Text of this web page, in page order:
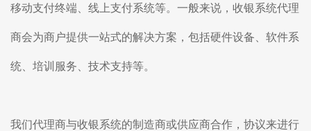
移动支付终端、线上支付系统等。一般来说，收银系统代理
商会为商户提供一站式的解决方案，包括硬件设备、软件系
统、培训服务、技术支持等。
我们代理商与收银系统的制造商或供应商合作，协议来进行